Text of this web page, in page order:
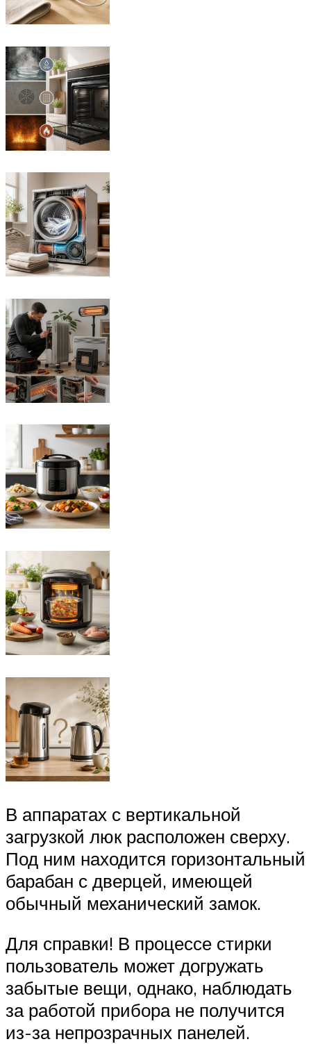
В аппаратах с вертикальной
загрузкой люк расположен сверху.
Под ним находится горизонтальный
барабан с дверцей, имеющей
обычный механический замок.
Для справки! В процессе стирки
пользователь может догружать
забытые вещи, однако, наблюдать
за работой прибора не получится
из-​за непрозрачных панелей.